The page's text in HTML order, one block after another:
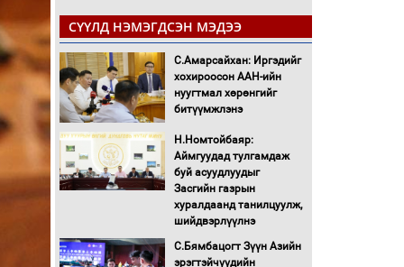
СҮҮЛД НЭМЭГДСЭН МЭДЭЭ
С.Амарсайхан: Иргэдийг
хохироосон ААН-ийн
нуугтмал хөрөнгийг
битүүмжлэнэ
Н.Номтойбаяр:
Аймгуудад тулгамдаж
буй асуудлуудыг
Засгийн газрын
хуралдаанд танилцуулж,
шийдвэрлүүлнэ
С.Бямбацогт Зүүн Азийн
эрэгтэйчүүдийн